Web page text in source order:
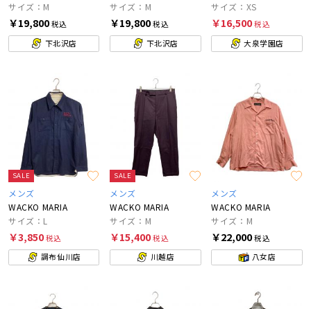
サイズ：M
￥19,800税込
下北沢店
サイズ：M
￥19,800税込
下北沢店
サイズ：XS
￥16,500税込
大泉学園店
SALE
メンズ
WACKO MARIA
サイズ：L
￥3,850税込
調布仙川店
SALE
メンズ
WACKO MARIA
サイズ：M
￥15,400税込
川越店
メンズ
WACKO MARIA
サイズ：M
￥22,000税込
八女店